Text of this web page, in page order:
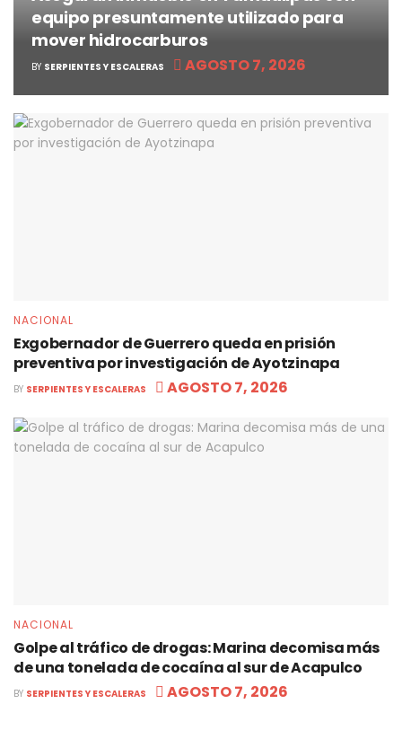
equipo presuntamente utilizado para
mover hidrocarburos
BY SERPIENTES Y ESCALERAS AGOSTO 7, 2026
NACIONAL
Exgobernador de Guerrero queda en prisión
preventiva por investigación de Ayotzinapa
BY SERPIENTES Y ESCALERAS AGOSTO 7, 2026
NACIONAL
Golpe al tráfico de drogas: Marina decomisa más
de una tonelada de cocaína al sur de Acapulco
BY SERPIENTES Y ESCALERAS AGOSTO 7, 2026